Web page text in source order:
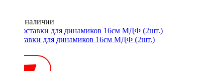
Нет в наличии
Проставки для динамиков 16см МДФ (2шт.)